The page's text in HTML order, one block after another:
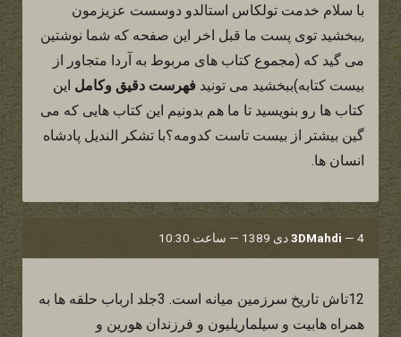
با سلام خدمت تولکاس استالدو دوسست عزیزمون
,ببخشید توی پست ما قبل اخر این صفحه که شما نوشتین
می گید که (مجموع کتاب های مربوط به آردا متجاور از
بیست کتابه)ببخشید می تونید فهرست دقیق وکامل این
کتاب ها رو بنویسید تا ما هم بدونیم این کتاب هایی که می
گین بیشتر از بیست تاست کدومه؟با تشکر الندیل پادشاه
انسان ها.
3DMahdi — 4 دی 1389 — ساعت 10:30
12تاش تاریخ سرزمین میانه است. 3جلد ارباب حلقه ها به
همراه هابیت و سیلماریلیون و فرزندان هورین و